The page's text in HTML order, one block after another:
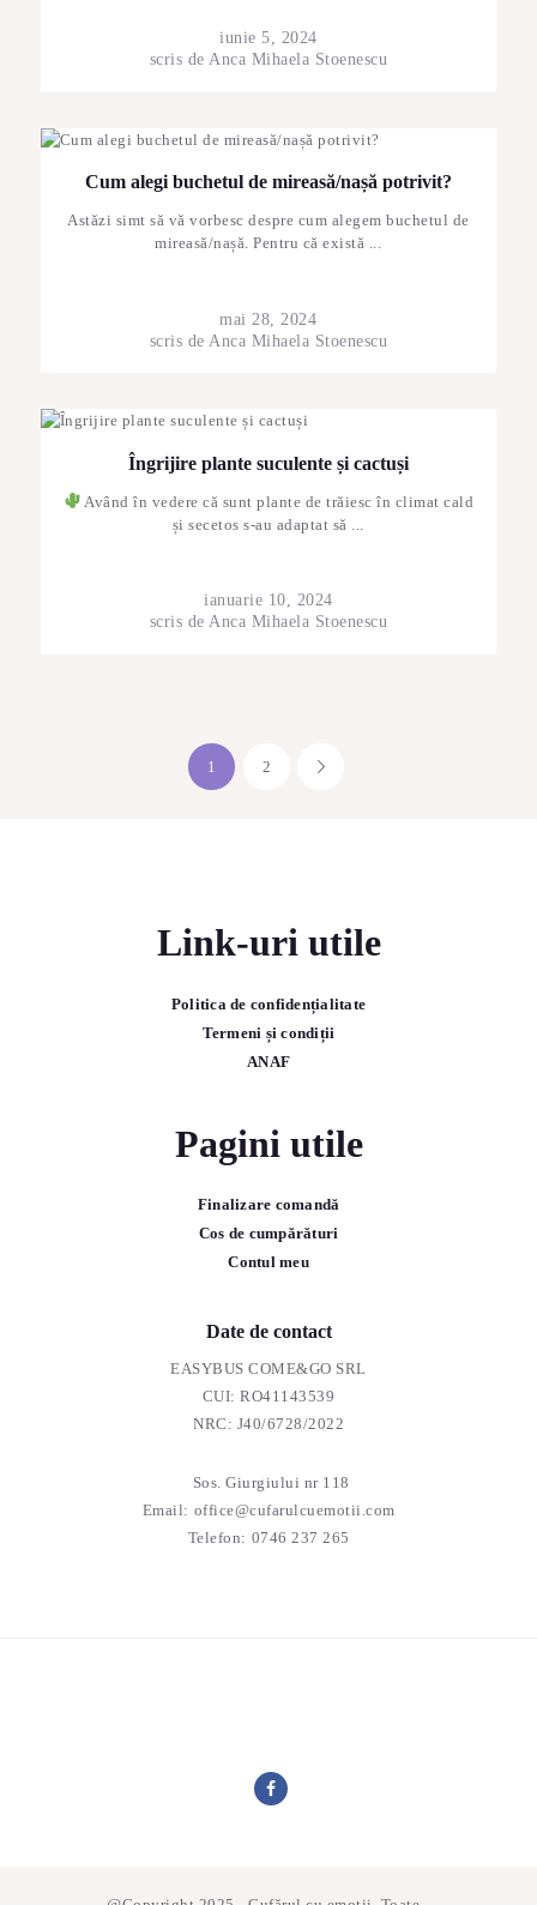
iunie 5, 2024
scris deAnca Mihaela Stoenescu
Cum alegi buchetul de mireasă/nașă potrivit?
Astăzi simt să vă vorbesc despre cum alegem buchetul de
mireasă/nașă. Pentru că există ...
mai 28, 2024
scris de Anca Mihaela Stoenescu
Îngrijire plante suculente și cactuși
Având în vedere că sunt plante de trăiesc în climat cald
și secetos s-au adaptat să ...
ianuarie 10, 2024
scris deAnca Mihaela Stoenescu
PAGE
1 PAGE
2
Link-uri utile
Politica de confidențialitate
Termeni și condiții
ANAF
Pagini utile
Finalizare comandă
Cos de cumpărături
Contul meu
Date de contact
EASYBUS COME&GO SRL
CUI: RO41143539
NRC: J40/6728/2022
Sos. Giurgiului nr 118
Email: office@cufarulcuemotii.com
Telefon: 0746 237 265